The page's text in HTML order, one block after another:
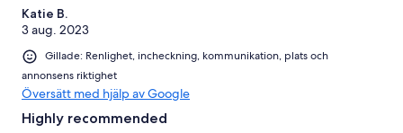
Katie B.
3 aug. 2023
Gillade: Renlighet, incheckning, kommunikation, plats och
annonsens riktighet
Översätt med hjälp av Google
Highly recommended